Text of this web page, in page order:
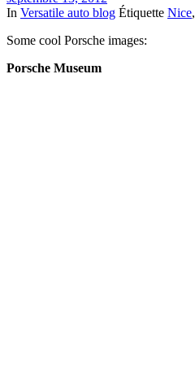
In Versatile auto blog Étiquette Nice,
Some cool Porsche images:
Porsche Museum